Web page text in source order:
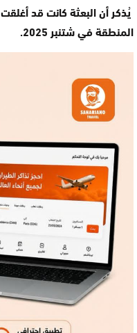
يُذكر أن البعثة كانت قد
المنطقة في شتنبر 2025.